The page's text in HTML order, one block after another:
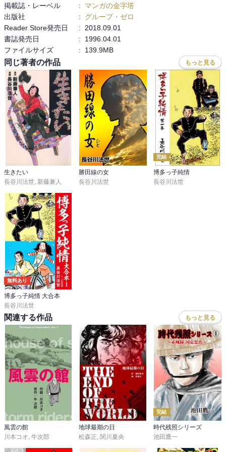
それなりの年齢でまんがで源氏物語を読むのならば、やはり大和和
紀さんが素晴らしい作品を残しているので、解釈的にもそちらのほ
うが良いかな～というのが正直な感想です。
掲載誌・レーベル :
マンガの金字塔
出版社
:
グループ・ゼロ
Reader Store発売日
:
2018.09.01
書誌発売日
:
1996.04.01
ファイルサイズ
: 139.9MB
同じ著者の作品 もっと見る
生きたい
長谷川法世, 新藤兼人
勝田線の女
長谷川法世
完結
博多っ子純情
長谷川法世
無料あり
博多っ子純情 大合本
長谷川法世
関連する作品 もっと見る
風雲の館
川本コオ, 牛次郎
地球最期の日
松森正, 関川夏央
完結
時代残照シリーズ
池田鷹一